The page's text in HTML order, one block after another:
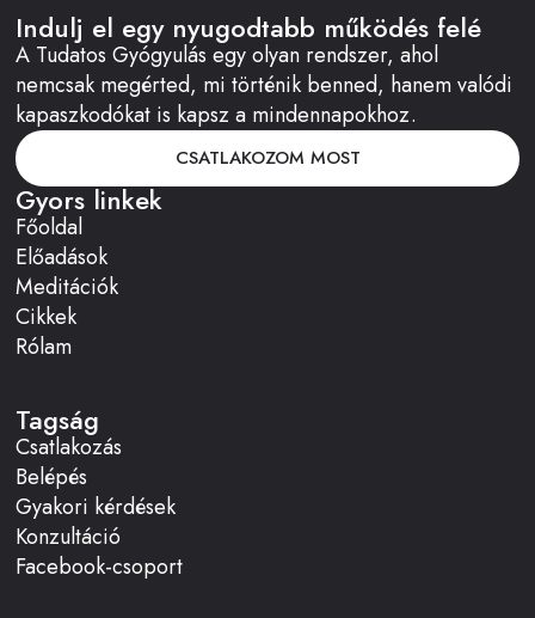
Indulj el egy nyugodtabb működés felé
A Tudatos Gyógyulás egy olyan rendszer, ahol
nemcsak megérted, mi történik benned, hanem valódi
kapaszkodókat is kapsz a mindennapokhoz.
CSATLAKOZOM MOST
Gyors linkek
Főoldal
Előadások
Meditációk
Cikkek
Rólam
Tagság
Csatlakozás
Belépés
Gyakori kérdések
Konzultáció
Facebook-csoport